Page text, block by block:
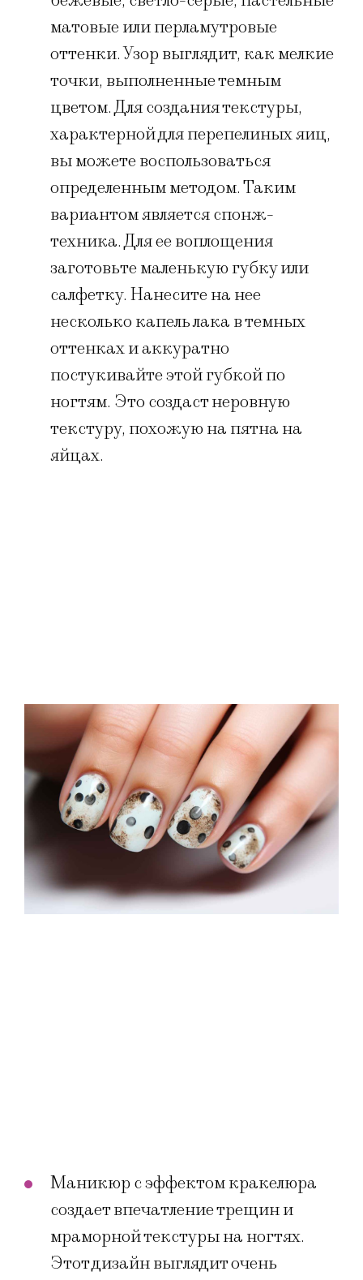
матовые или перламутровые
оттенки. Узор выглядит, как мелкие
точки, выполненные темным
цветом. Для создания текстуры,
характерной для перепелиных яиц,
вы можете воспользоваться
определенным методом. Таким
вариантом является спонж-
техника. Для ее воплощения
заготовьте маленькую губку или
салфетку. Нанесите на нее
несколько капель лака в темных
оттенках и аккуратно
постукивайте этой губкой по
ногтям. Это создаст неровную
текстуру, похожую на пятна на
яйцах.
Маникюр с эффектом кракелюра
создает впечатление трещин и
мраморной текстуры на ногтях.
Этот дизайн выглядит очень